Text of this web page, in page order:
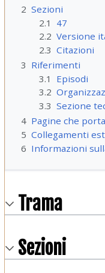
2 Sezioni
2.1
47
2.2 Versione
2.3 Citazioni
3 Riferimenti
3.1
Episodi
3.2
3.3 Sezione
4 Pagine che
5 Collegamenti
6 Informazioni
Trama
Sezioni